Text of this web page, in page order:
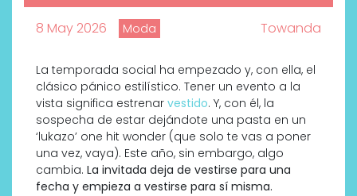
8 May 2026 Moda Towanda
La temporada social ha empezado y, con ella, el
clásico pánico estilístico. Tener un evento a la
vista significa estrenar vestido. Y, con él, la
sospecha de estar dejándote una pasta en un
‘lukazo’ one hit wonder (que solo te vas a poner
una vez, vaya). Este año, sin embargo, algo
cambia. La invitada deja de vestirse para una
fecha y empieza a vestirse para sí misma.